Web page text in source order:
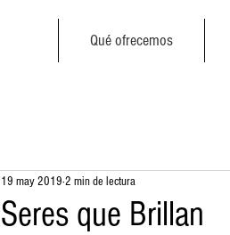
Qué ofrecemos
Seres que Brillan
19 may 2019 2 min de lectura